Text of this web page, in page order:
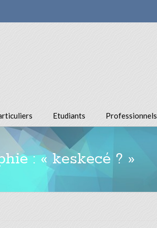
Etudiants Professionnels
: « keskecé ? »